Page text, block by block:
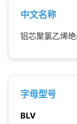
中文名称
铝芯聚氯乙烯
字母型号
BLV